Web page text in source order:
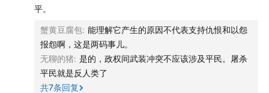
平。
蟹黄豆腐包: 能理解它产生的原因不代表支持仇恨和以怨
报怨啊，这是两码事儿。
无聊的猪: 是的，政权间武装冲突不应该涉及平民。屠杀
平民就是反人类了
共7条回复